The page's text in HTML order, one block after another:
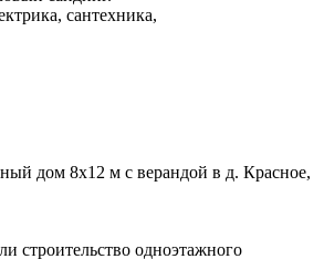
сантехника,
дом 8х12 м с верандой в д. Красное,
строительство одноэтажного